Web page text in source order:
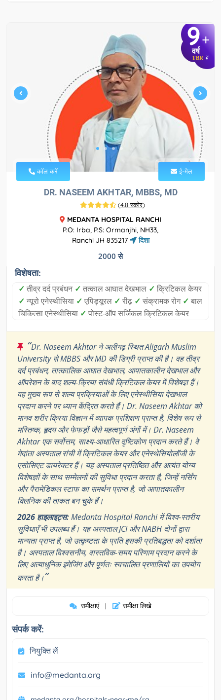
9+
वर्ष
TBR में
कॉल करें ई-मेल
DR. NASEEM AKHTAR, MBBS, MD
(4.8 स्कोर)
MEDANTA HOSPITAL RANCHI
P.O: Irba, P.S: Ormanjhi, NH33,
Ranchi JH 835217
दिशा
2000 से
विशेषता:
✓ तीव्र दर्द प्रबंधन ✓ तत्काल आघात देखभाल ✓ क्रिटिकल केयर
✓ न्यूरो एनेस्थीसिया ✓ एपिड्यूरल ✓ रीढ़ ✓ संक्रामक रोग ✓ बाल
चिकित्सा एनेस्थीसिया ✓ पोस्ट-ऑप सर्जिकल क्रिटिकल केयर
“Dr. Naseem Akhtar ने अलीगढ़ स्थित Aligarh Muslim
University से MBBS और MD की डिग्री प्राप्त की है। वह तीव्र
दर्द प्रबंधन, तात्कालिक आघात देखभाल, आपातकालीन देखभाल और
ऑपरेशन के बाद शल्य-क्रिया संबंधी क्रिटिकल केयर में विशेषज्ञ हैं।
वह मुख्य रूप से शल्य प्रक्रियाओं के लिए एनेस्थीसिया देखभाल
प्रदान करने पर ध्यान केंद्रित करते हैं। Dr. Naseem Akhtar को
मानव शरीर क्रिया विज्ञान में व्यापक प्रशिक्षण प्राप्त है, विशेष रूप से
मस्तिष्क, हृदय और फेफड़ों जैसे महत्वपूर्ण अंगों में। Dr. Naseem
Akhtar एक सर्वोत्तम, साक्ष्य-आधारित दृष्टिकोण प्रदान करते हैं। वे
मेदांता अस्पताल रांची में क्रिटिकल केयर और एनेस्थेसियोलॉजी के
एसोसिएट डायरेक्टर हैं। यह अस्पताल प्रतिष्ठित और अत्यंत योग्य
विशेषज्ञों के साथ सम्मेलनों की सुविधा प्रदान करता है, जिन्हें नर्सिंग
और पैरामेडिकल स्टाफ का समर्थन प्राप्त है, जो आपातकालीन
क्लिनिक की ताकत बन चुके हैं।
2026 हाइलाइट्स:Medanta Hospital Ranchi में विश्व-स्तरीय
सुविधाएँ भी उपलब्ध हैं। यह अस्पताल JCI और NABH दोनों द्वारा
मान्यता प्राप्त है, जो उत्कृष्टता के प्रति इसकी प्रतिबद्धता को दर्शाता
है। अस्पताल विश्वसनीय, वास्तविक-समय परिणाम प्रदान करने के
लिए अत्याधुनिक इमेजिंग और पूर्णतः स्वचालित प्रणालियों का उपयोग
करता है।”
समीक्षाएं | समीक्षा लिखे
संपर्क करें:
नियुक्ति लें
info@medanta.org